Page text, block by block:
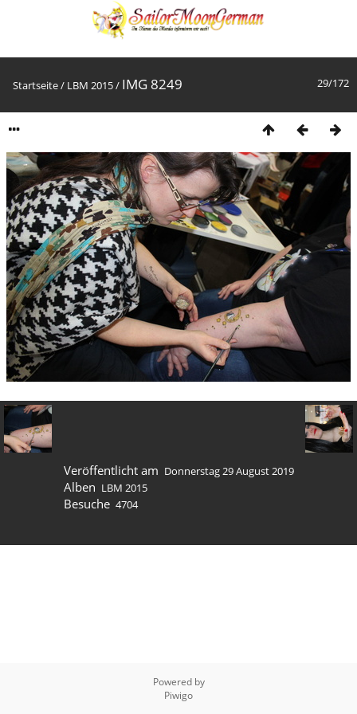
29/172
Startseite/ LBM 2015/ IMG 8249
Veröffentlicht am Donnerstag 29 August 2019
Alben LBM 2015
Besuche 4704
Powered by
Piwigo